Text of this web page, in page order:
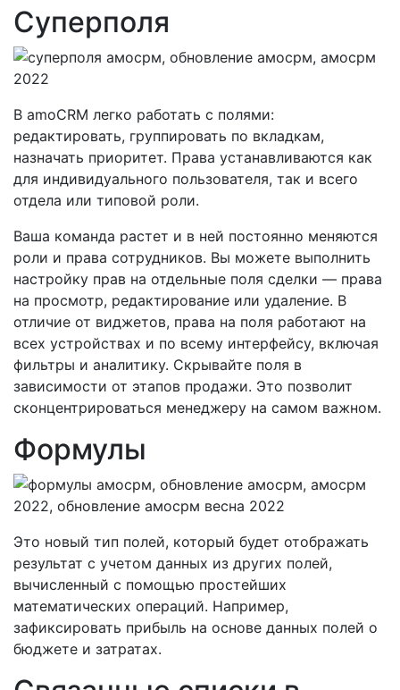
Суперполя
В amoCRM легко работать с полями:
редактировать, группировать по вкладкам,
назначать приоритет. Права устанавливаются как
для индивидуального пользователя, так и всего
отдела или типовой роли.
Ваша команда растет и в ней постоянно меняются
роли и права сотрудников. Вы можете выполнить
настройку прав на отдельные поля сделки — права
на просмотр, редактирование или удаление. В
отличие от виджетов, права на поля работают на
всех устройствах и по всему интерфейсу, включая
фильтры и аналитику. Скрывайте поля в
зависимости от этапов продажи. Это позволит
сконцентрироваться менеджеру на самом важном.
Формулы
Это новый тип полей, который будет отображать
результат с учетом данных из других полей,
вычисленный с помощью простейших
математических операций. Например,
зафиксировать прибыль на основе данных полей о
бюджете и затратах.